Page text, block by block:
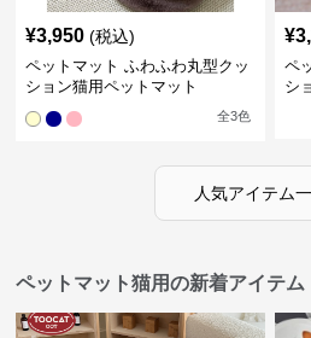
¥3,950 (税込)
ペットマット ふわふわ丸型クッ
ション猫用ペットマット
全3色
¥
ペ
シ
人気アイテム
ペットマット猫用の新着アイテム